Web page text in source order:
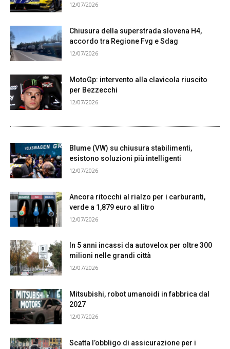
12/07/2026
Chiusura della superstrada slovena H4,
accordo tra Regione Fvg e Sdag
12/07/2026
MotoGp: intervento alla clavicola riuscito
per Bezzecchi
12/07/2026
Blume (VW) su chiusura stabilimenti,
esistono soluzioni più intelligenti
12/07/2026
Ancora ritocchi al rialzo per i carburanti,
verde a 1,879 euro al litro
12/07/2026
In 5 anni incassi da autovelox per oltre 300
milioni nelle grandi città
12/07/2026
Mitsubishi, robot umanoidi in fabbrica dal
2027
12/07/2026
Scatta l’obbligo di assicurazione per i